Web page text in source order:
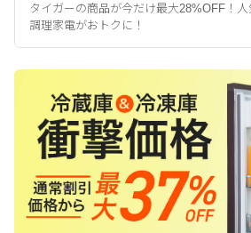
タイガーの商品が今だけ最大28%OFF！人
調理家電がおトクに！